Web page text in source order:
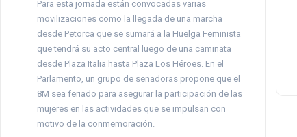
Para esta jornada están convocadas varias
movilizaciones como la llegada de una marcha
desde Petorca que se sumará a la Huelga Feminista
que tendrá su acto central luego de una caminata
desde Plaza Italia hasta Plaza Los Héroes. En el
Parlamento, un grupo de senadoras propone que el
8M sea feriado para asegurar la participación de las
mujeres en las actividades que se impulsan con
motivo de la conmemoración.